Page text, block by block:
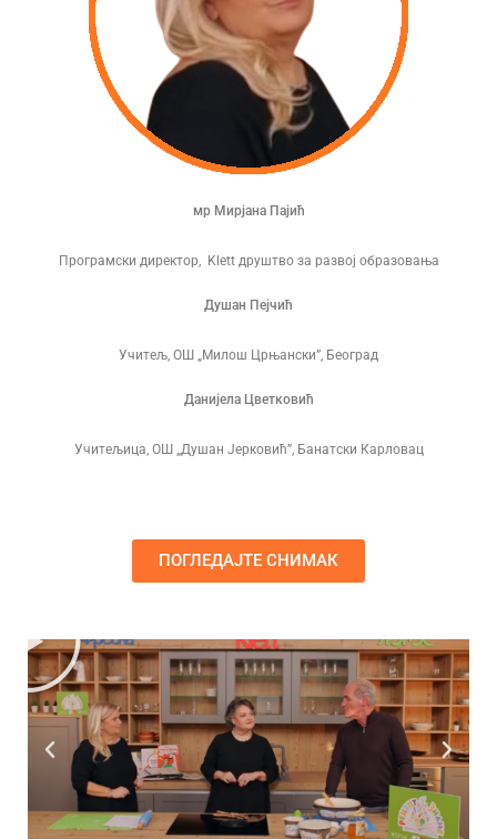
мр Мирјана Пајић
Програмски директор, Klett друштво за развој образовања
Душан Пејчић
Учитељ, ОШ „Милош Црњански”, Београд
Данијела Цветковић
Учитељица, ОШ „Душан Јерковић”, Банатски Карловац
ПОГЛЕДАЈТЕ СНИМАК